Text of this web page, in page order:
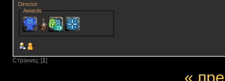
Director
Awards
Страниц: [1]